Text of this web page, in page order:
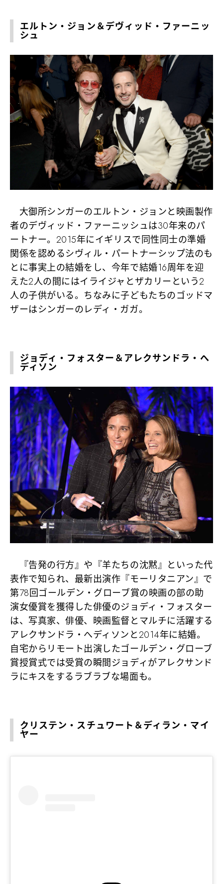
エルトン・ジョン＆デヴィッド・ファーニッ
シュ
大御所シンガーのエルトン・ジョンと映画製作
者のデヴィッド・ファーニッシュは30年来のパ
ートナー。2015年にイギリスで同性同士の準婚
関係を認めるシヴィル・パートナーシップ法のも
とに事実上の結婚をし、今年で結婚16周年を迎
えた2人の間にはイライジャとザカリーという2
人の子供がいる。ちなみに子どもたちのゴッドマ
ザーはシンガーのレディ・ガガ。
ジョディ・フォスター＆アレクサンドラ・へ
ディソン
『告発の行方』や『羊たちの沈黙』といった代
表作で知られ、最新出演作『モーリタニアン』で
第78回ゴールデン・グローブ賞の映画の部の助
演女優賞を獲得した俳優のジョディ・フォスター
は、写真家、俳優、映画監督とマルチに活躍する
アレクサンドラ・へディソンと2014年に結婚。
自宅からリモート出演したゴールデン・グローブ
賞授賞式では受賞の瞬間ジョディがアレクサンド
ラにキスをするラブラブな場面も。
クリステン・スチュワート＆ディラン・マイ
ヤー